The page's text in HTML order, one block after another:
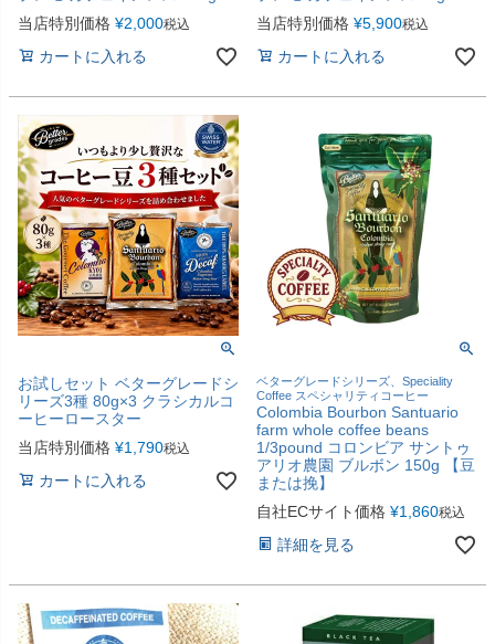
当店特別価格 ¥2,000税込
カートに入れる
当店特別価格 ¥5,900税込
カートに入れる
お試しセット ベターグレードシ
リーズ3種 80g×3 クラシカルコ
ーヒーロースター
当店特別価格 ¥1,790税込
カートに入れる
ベターグレードシリーズ、Speciality
Coffee スペシャリティコーヒー
Colombia Bourbon Santuario
farm whole coffee beans
1/3pound コロンビア サントゥ
アリオ農園 ブルボン 150g 【豆
または挽】
自社ECサイト価格 ¥1,860税込
詳細を見る